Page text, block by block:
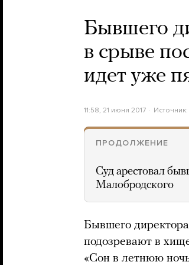
Бывшего
в срыве
идет уже
11:58, 21 июня 2017 Источник:
ПРОДОЛЖЕНИЕ
Суд арестовал
Малобродского
Бывшего
подозревают в
«Сон в летнюю